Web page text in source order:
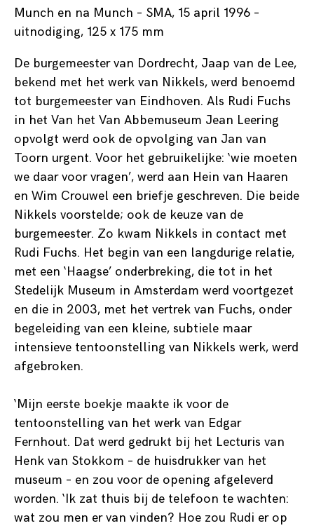
Munch en na Munch – SMA, 15 april 1996 –
uitnodiging, 125 x 175 mm
De burgemeester van Dordrecht, Jaap van de Lee,
bekend met het werk van Nikkels, werd benoemd
tot burgemeester van Eindhoven. Als Rudi Fuchs
in het Van het Van Abbemuseum Jean Leering
opvolgt werd ook de opvolging van Jan van
Toorn urgent. Voor het gebruikelijke: ‘wie moeten
we daar voor vragen’, werd aan Hein van Haaren
en Wim Crouwel een briefje geschreven. Die beide
Nikkels voorstelde; ook de keuze van de
burgemeester. Zo kwam Nikkels in contact met
Rudi Fuchs. Het begin van een langdurige relatie,
met een ‘Haagse’ onderbreking, die tot in het
Stedelijk Museum in Amsterdam werd voortgezet
en die in 2003, met het vertrek van Fuchs, onder
begeleiding van een kleine, subtiele maar
intensieve tentoonstelling van Nikkels werk, werd
afgebroken.
‘Mijn eerste boekje maakte ik voor de
tentoonstelling van het werk van Edgar
Fernhout. Dat werd gedrukt bij het Lecturis van
Henk van Stokkom – de huisdrukker van het
museum – en zou voor de opening afgeleverd
worden. ‘Ik zat thuis bij de telefoon te wachten:
wat zou men er van vinden? Hoe zou Rudi er op